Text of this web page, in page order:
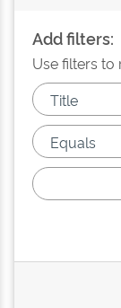
Add filters:
Use filters to